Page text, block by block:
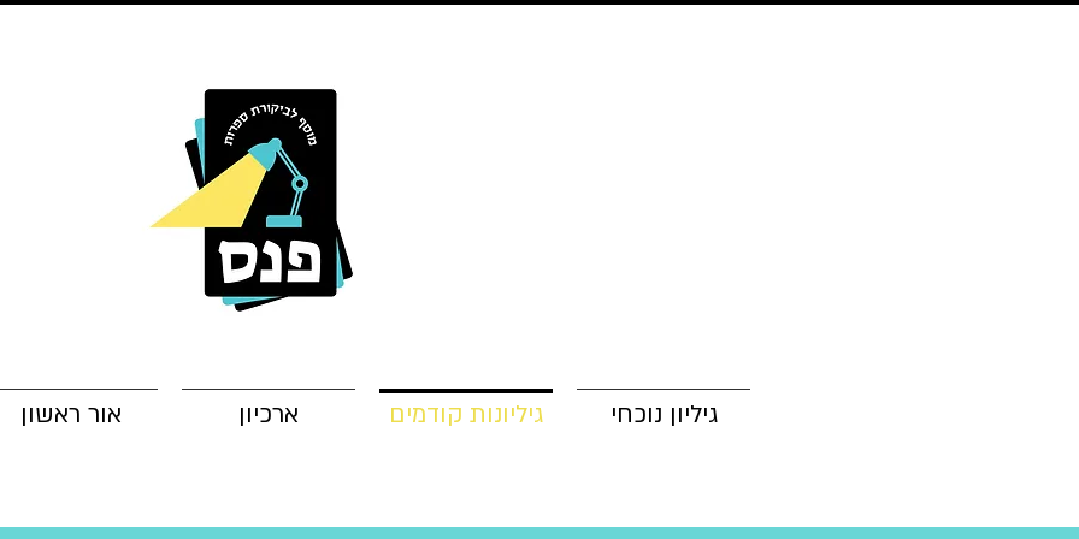
גיליון נוכחי גיליונות קודמים ארכיון אור ראשון